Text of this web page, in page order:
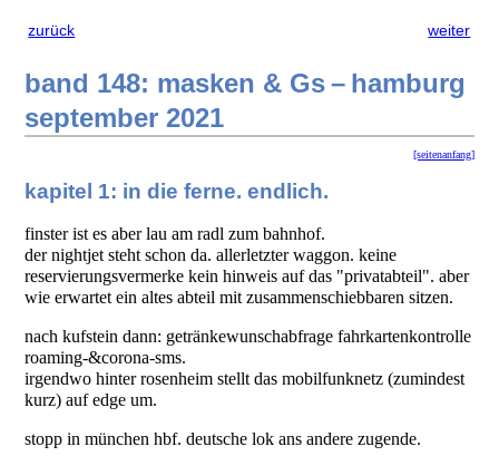
zurück weiter
band 148: masken & Gs – hamburg
september 2021
[seitenanfang]
kapitel 1: in die ferne. endlich.
finster ist es aber lau am radl zum bahnhof.
der nightjet steht schon da. allerletzter waggon. keine
reservierungsvermerke kein hinweis auf das "privatabteil". aber
wie erwartet ein altes abteil mit zusammenschiebbaren sitzen.
nach kufstein dann: getränkewunschabfrage fahrkartenkontrolle
roaming-&corona-sms.
irgendwo hinter rosenheim stellt das mobilfunknetz (zumindest
kurz) auf edge um.
stopp in münchen hbf. deutsche lok ans andere zugende.